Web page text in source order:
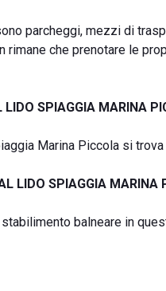
parcheggi, mezzi di
rimane che prenotare le
LIDO SPIAGGIA MARINA
Marina Piccola si
LIDO SPIAGGIA MARINA
balneare in